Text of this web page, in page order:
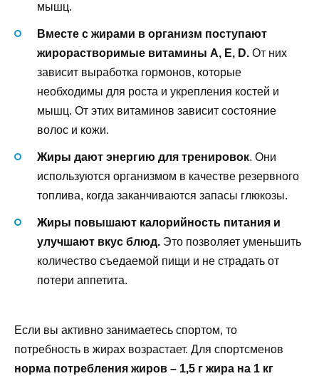
мышц.
Вместе с жирами в организм поступают
жирорастворимые витамины А, Е, D. От них
зависит выработка гормонов, которые
необходимы для роста и укрепления костей и
мышц. От этих витаминов зависит состояние
волос и кожи.
Жиры дают энергию для тренировок. Они
используются организмом в качестве резервного
топлива, когда заканчиваются запасы глюкозы.
Жиры повышают калорийность питания и
улучшают вкус блюд. Это позволяет уменьшить
количество съедаемой пищи и не страдать от
потери аппетита.
Если вы активно занимаетесь спортом, то
потребность в жирах возрастает. Для спортсменов
норма потребления жиров – 1,5 г жира на 1 кг